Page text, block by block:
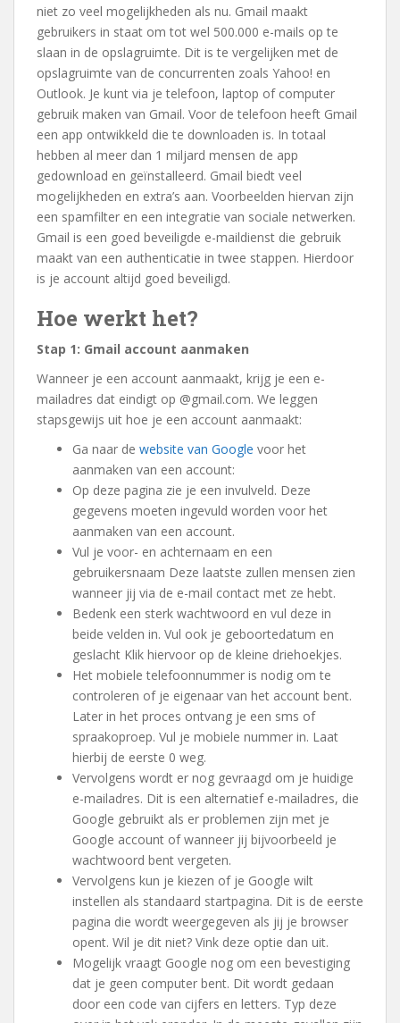
niet zo veel mogelijkheden als nu. Gmail maakt
gebruikers in staat om tot wel 500.000 e-mails op te
slaan in de opslagruimte. Dit is te vergelijken met de
opslagruimte van de concurrenten zoals Yahoo! en
Outlook. Je kunt via je telefoon, laptop of computer
gebruik maken van Gmail. Voor de telefoon heeft Gmail
een app ontwikkeld die te downloaden is. In totaal
hebben al meer dan 1 miljard mensen de app
gedownload en geïnstalleerd. Gmail biedt veel
mogelijkheden en extra’s aan. Voorbeelden hiervan zijn
een spamfilter en een integratie van sociale netwerken.
Gmail is een goed beveiligde e-maildienst die gebruik
maakt van een authenticatie in twee stappen. Hierdoor
is je account altijd goed beveiligd.
Hoe werkt het?
Stap 1: Gmail account aanmaken
Wanneer je een account aanmaakt, krijg je een e-
mailadres dat eindigt op @gmail.com. We leggen
stapsgewijs uit hoe je een account aanmaakt:
Ga naar de website van Google voor het
aanmaken van een account:
Op deze pagina zie je een invulveld. Deze
gegevens moeten ingevuld worden voor het
aanmaken van een account.
Vul je voor- en achternaam en een
gebruikersnaam Deze laatste zullen mensen zien
wanneer jij via de e-mail contact met ze hebt.
Bedenk een sterk wachtwoord en vul deze in
beide velden in. Vul ook je geboortedatum en
geslacht Klik hiervoor op de kleine driehoekjes.
Het mobiele telefoonnummer is nodig om te
controleren of je eigenaar van het account bent.
Later in het proces ontvang je een sms of
spraakoproep. Vul je mobiele nummer in. Laat
hierbij de eerste 0 weg.
Vervolgens wordt er nog gevraagd om je huidige
e-mailadres. Dit is een alternatief e-mailadres, die
Google gebruikt als er problemen zijn met je
Google account of wanneer jij bijvoorbeeld je
wachtwoord bent vergeten.
Vervolgens kun je kiezen of je Google wilt
instellen als standaard startpagina. Dit is de eerste
pagina die wordt weergegeven als jij je browser
opent. Wil je dit niet? Vink deze optie dan uit.
Mogelijk vraagt Google nog om een bevestiging
dat je geen computer bent. Dit wordt gedaan
door een code van cijfers en letters. Typ deze